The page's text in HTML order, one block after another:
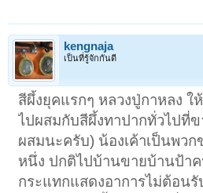
kengnaja
เป็นที่รู้จักกันดี
สีผึ้งยุคแรกๆ หลวงปู่กาหลง ใ
ไปผสมกับสีผึ้งทาปากทั่วไปที่
ผสมนะครับ) น้องเค้าเป็นพว
หนึ่ง ปกติไปบ้านขายบ้านป้า
กระแทกแสดงอาการไม่ต้อน